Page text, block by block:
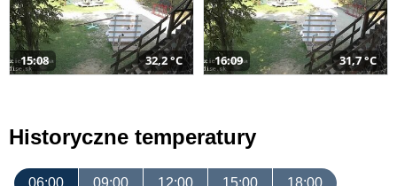
15:08 32,2 °C 16:09 31,7 °C
Historyczne temperatury
06:00 09:00 12:00 15:00 18:00